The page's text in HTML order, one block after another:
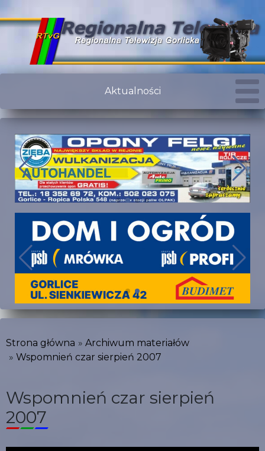
Aktualności
Strona główna
Archiwum materiałów
Wspomnień czar sierpień 2007
Wspomnień czar sierpień
2007